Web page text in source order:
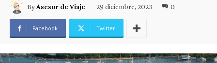
ByAsesor de Viaje 29 diciembre, 2023 0
Facebook Twitter